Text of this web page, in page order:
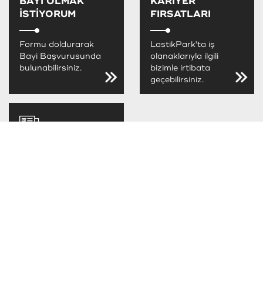
İSTİYORUM
Formu doldurarak
Bayi Başvurusunda
bulunabilirsiniz.
FIRSATLARI
LastikPark'ta iş
olanaklarıyla ilgili
bizimle irtibata
geçebilirsiniz.